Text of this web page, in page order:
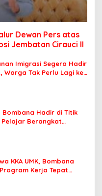
Dewan Pers atas
Jembatan Cirauci II
Imigrasi Segera Hadir
Warga Tak Perlu Lagi ke
Hadir di Titik
Pelajar Berangkat
KKA UMK, Bombana
Kerja Tepat